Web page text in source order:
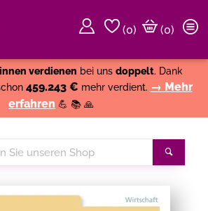
(0)
(0)
verdienen bei uns doppelt. Dank
459.243 € mehr verdient. → Mehr
erfahren 💪 📚 🙏